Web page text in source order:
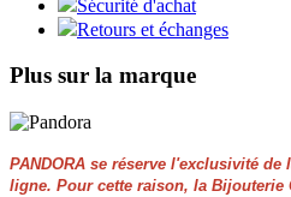
Sécurité d'achat
Retours et échanges
Plus sur la marque
PANDORA se réserve l'exclusivité
ligne. Pour cette raison, la Bijouterie